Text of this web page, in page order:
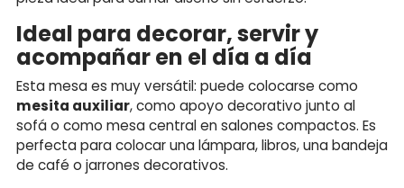
Ideal para decorar, servir y
acompañar en el día a día
Esta mesa es muy versátil: puede colocarse como
mesita auxiliar, como apoyo decorativo junto al
sofá o como mesa central en salones compactos. Es
perfecta para colocar una lámpara, libros, una bandeja
de café o jarrones decorativos.